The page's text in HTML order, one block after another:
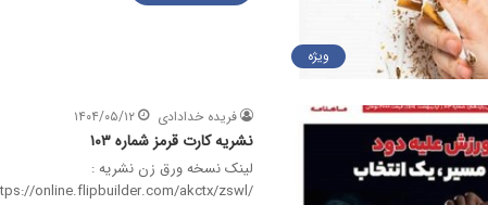
ویژه
فریده خدادادی ۱۴۰۴/۰۵/۱۲
نشریه کارت قرمز شماره ۱۰۳
لینک نسخه ورق زن نشریه :
/https://online.flipbuilder.com/akctx/zswl